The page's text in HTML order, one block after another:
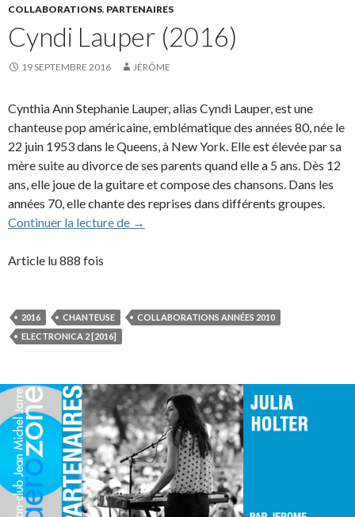
COLLABORATIONS, PARTENAIRES
Cyndi Lauper (2016)
19 SEPTEMBRE 2016 JÉRÔME
Cynthia Ann Stephanie Lauper, alias Cyndi Lauper, est une
chanteuse pop américaine, emblématique des années 80, née le
22 juin 1953 dans le Queens, à New York. Elle est élevée par sa
mère suite au divorce de ses parents quand elle a 5 ans. Dès 12
ans, elle joue de la guitare et compose des chansons. Dans les
années 70, elle chante des reprises dans différents groupes.
Continuer la lecture de
Cyndi Lauper (2016)
→
Article lu 888 fois
2016 CHANTEUSE
COLLABORATIONS ANNÉES 2010
ELECTRONICA 2 [2016]